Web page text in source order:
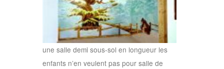
une salle demi sous-sol en longueur les
enfants n’en veulent pas pour salle de